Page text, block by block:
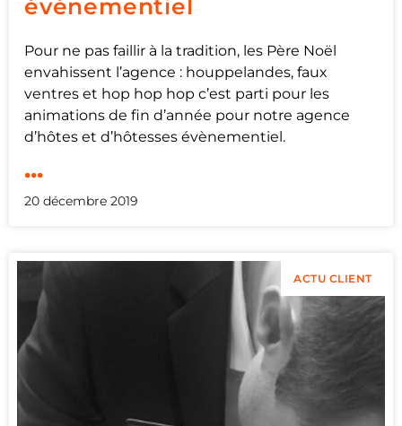
évènementiel
Pour ne pas faillir à la tradition, les Père Noël
envahissent l’agence : houppelandes, faux
ventres et hop hop hop c’est parti pour les
animations de fin d’année pour notre agence
d’hôtes et d’hôtesses évènementiel.
...
20 décembre 2019
ACTU CLIENT